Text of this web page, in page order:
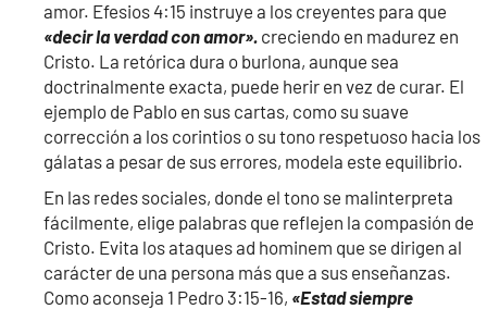
amor. Efesios 4:15 instruye a los creyentes para que
«decir la verdad con amor». creciendo en madurez en
Cristo. La retórica dura o burlona, aunque sea
doctrinalmente exacta, puede herir en vez de curar. El
ejemplo de Pablo en sus cartas, como su suave
corrección a los corintios o su tono respetuoso hacia los
gálatas a pesar de sus errores, modela este equilibrio.
En las redes sociales, donde el tono se malinterpreta
fácilmente, elige palabras que reflejen la compasión de
Cristo. Evita los ataques ad hominem que se dirigen al
carácter de una persona más que a sus enseñanzas.
Como aconseja 1 Pedro 3:15-16, «Estad siempre